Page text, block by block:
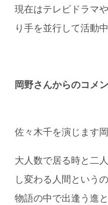
現在はテレビドラマ
り手を並行して活動中
岡野さんからのコメン
佐々木千を演じます
大人数で居る時と二
し変わる人間という
物語の中で出逢う進